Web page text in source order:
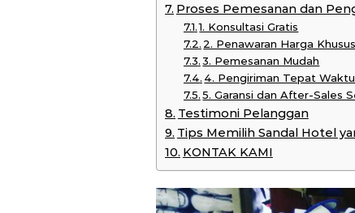
Proses Pemesanan dan
1. Konsultasi Gratis
2. Penawaran Harga Khusus
3. Pemesanan Mudah
4. Pengiriman Tepat Waktu
5. Garansi dan After-Sales
Testimoni Pelanggan
Tips Memilih Sandal Hotel
KONTAK KAMI